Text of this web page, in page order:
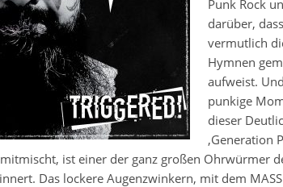
Punk Rock
darüber,
vermutlich
Hymnen
aufweist.
punkige
dieser
,Generation
ist einer der ganz großen Ohrwürmer
Das lockere Augenzwinkern, mit dem